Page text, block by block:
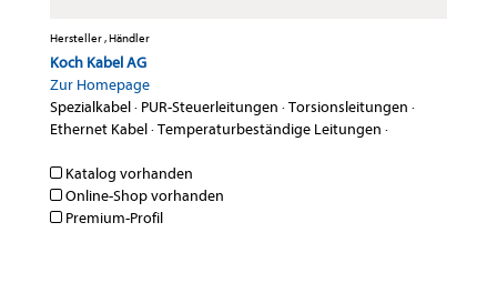
Hersteller , Händler
Koch Kabel AG
Zur Homepage
Spezialkabel· PUR-Steuerleitungen ·Torsionsleitungen ·
Ethernet Kabel·Temperaturbeständige Leitungen ·
Katalog vorhanden
Online-Shop vorhanden
Premium-Profil